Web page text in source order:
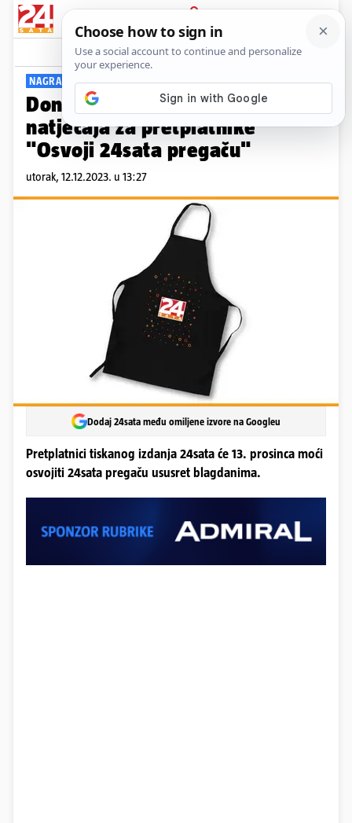
PRIJAVA
Viral Komentari
NAGRADNI NATJEČAJ
Donosimo pravila nagradnog
natječaja za pretplatnike
"Osvoji 24sata pregaču"
utorak, 12.12.2023. u 13:27
Dodaj 24sata među omiljene izvore na Googleu
Pretplatnici tiskanog izdanja 24sata će 13. prosinca moći
osvojiti 24sata pregaču ususret blagdanima.